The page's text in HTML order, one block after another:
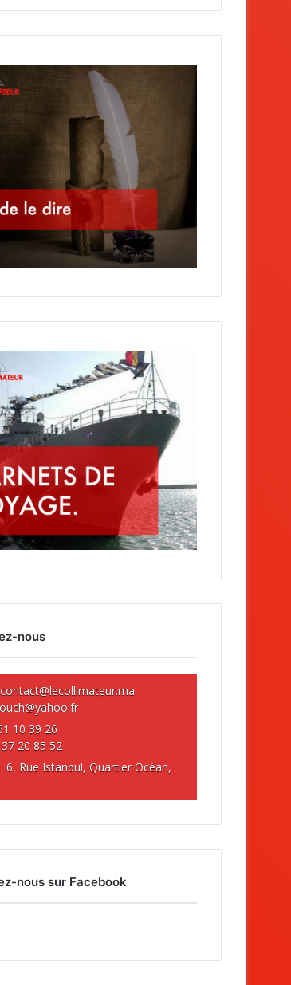
nous
contact@lecollimateur.ma
10 39 26
20 85 52
6, Rue Istanbul, Quartier Océan,
nous sur Facebook